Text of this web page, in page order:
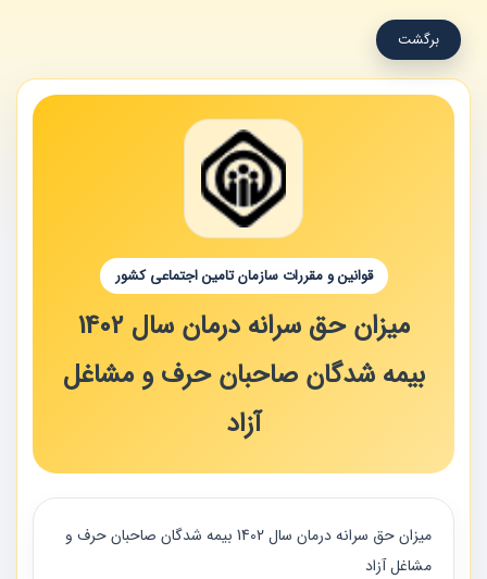
برگشت
قوانین و مقررات سازمان تامین اجتماعی کشور
میزان حق ‏سرانه درمان سال 1402
بیمه‏ شدگان صاحبان حرف و مشاغل
آزاد
میزان حق ‏سرانه درمان سال 1402 بیمه‏ شدگان صاحبان حرف و
مشاغل آزاد